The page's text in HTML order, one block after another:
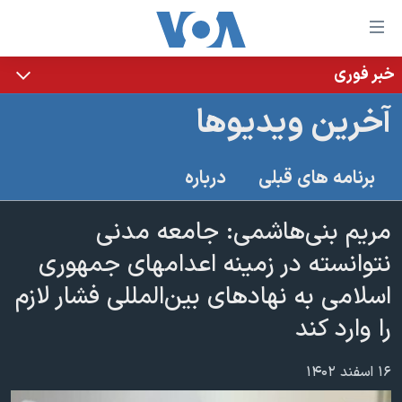
لینکهای
قابل
دسترسی
جهش
اصلی
جهش
به
صفحه
اصلی
جهش
جستجو
خانه
نسخه سبک وب‌سایت
ایران
جهان
ورزشی
گزیده‌ها
برنامه های تلویزیونی
جدول برنامه ها
صفحه‌های ویژه
جام جهانی ۲۰۲۶
عملیات خشم حماسی
فرکانس‌های صدای آمریکا
پخش رادیویی
یادگیری زبان انگلیسی
خبر فوری
آخرین ویدیوها
برنامه های قبلی درباره
مریم بنی‌هاشمی:‌ جامعه مدنی
نتوانسته در زمینه اعدامهای جمهوری
اسلامی به نهادهای بین‌المللی فشار لازم
را وارد کند
۱۶ اسفند ۱۴۰۲